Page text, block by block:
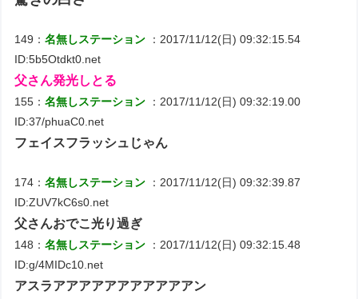
149：名無しステーション
：2017/11/12(日) 09:32:15.54
ID:5b5Otdkt0.net
父さん発光しとる
155：名無しステーション
：2017/11/12(日) 09:32:19.00
ID:37/phuaC0.net
フェイスフラッシュじゃん
174：名無しステーション
：2017/11/12(日) 09:32:39.87
ID:ZUV7kC6s0.net
父さんおでこ光り過ぎ
148：名無しステーション
：2017/11/12(日) 09:32:15.48
ID:g/4MIDc10.net
アスラアアアアアアアアアアアン